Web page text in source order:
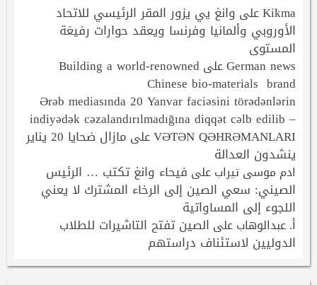
Kikmaعلى وانغ يي يزور المقر الرئيسي للاتحاد
الأوروبي وألمانيا وفرنسا ويعقد حوارات رفيعَة
المستوى
German newsعلى Building a world-renowned
Chinese bio-materials brand
Ərəb mediasında 20 Yanvar faciəsini törədənlərin
indiyədək cəzalandırılmadığına diqqət cəlb edilib –
VƏTƏN QƏHRƏMANLARIعلى مازال ضحايا 20 يناير
ينشدون العدالة
ادم موسى تيرابعلى فيحاء وانغ تكتب … الرئيس
الصيني: سعي الصين إلى الرخاء المشترك لا يعني
اللجوء إلى المساواتية
أ. عبدالوهابعلى الصين تفتح التاشيرات للطلاب
الدوليين لاستئناف دراستهم